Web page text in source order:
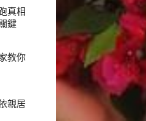
真相
鍵
教你
親居